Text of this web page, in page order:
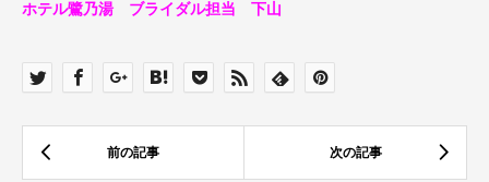
ホテル鷺乃湯 ブライダル担当 下山